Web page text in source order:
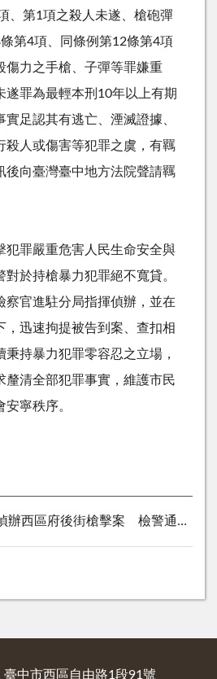
、第1 項之殺人未遂、槍砲彈
條第4項、同條例第12條第4項
傷力之手槍、子彈等罪嫌重
遂罪為最輕本刑 10年以上有期
足認其有逃亡、湮滅證據、
殺人或傷害等犯罪之虞，有羈
後向臺灣臺中地方法院聲請羈
罪嚴重危害人民生命安全與
於持槍暴力犯罪絕不寬貸。
察官進駐分局指揮偵辦，並在
，迅速拘提被告到案、查扣相
秉持暴力犯罪零容忍之立場，
釐清全部犯罪事實，維護市民
寧秩序。
槍擊案 檢警通力合作火速緝獲被告張○東並聲請羈押禁見.pdf
臺中市西區自由路1段91號